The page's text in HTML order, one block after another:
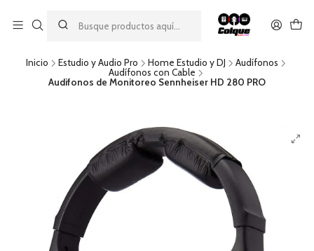
descuento por pago con transferencia bancaria
por una compra mínima de $49.990. Este descuento no es
acumulable a otras promociones ni aplicable a gastos de envío.
Inicio Estudio y Audio Pro Home Estudio y DJ
Audífonos
Audífonos con Cable
Audifonos de Monitoreo Sennheiser HD 280 PRO